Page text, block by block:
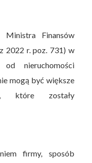
Ministra Finansów
2022 r. poz. 731) w
nieruchomości
mogą być większe
które zostały
firmy, sposób